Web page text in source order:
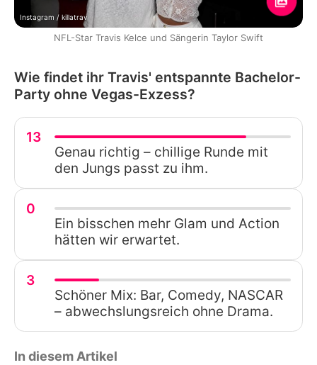
Instagram / killatrav
NFL-Star Travis Kelce und Sängerin Taylor Swift
Wie findet ihr Travis' entspannte Bachelor-
Party ohne Vegas-Exzess?
13
Genau richtig – chillige Runde mit
den Jungs passt zu ihm.
0
Ein bisschen mehr Glam und Action
hätten wir erwartet.
3
Schöner Mix: Bar, Comedy, NASCAR
– abwechslungsreich ohne Drama.
In diesem Artikel